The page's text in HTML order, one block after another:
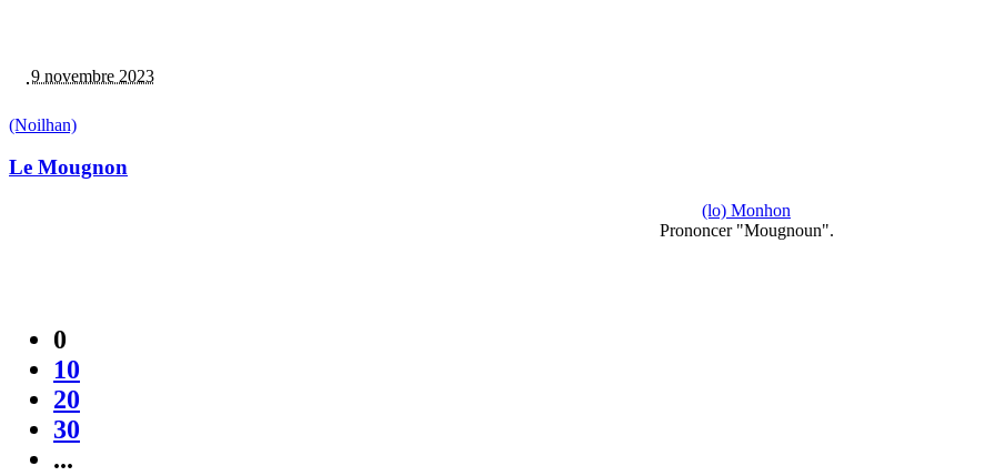
9 novembre 2023
(Noilhan)
Le Mougnon
(lo) Monhon
Prononcer "Mougnoun".
0
10
20
30
...